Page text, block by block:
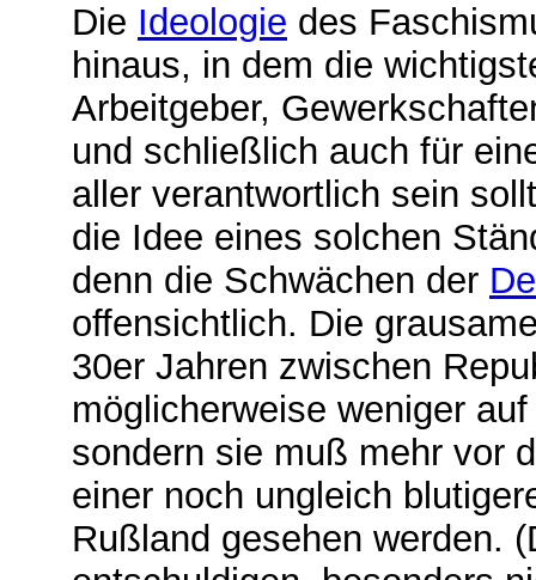
Die Ideologie des
hinaus, in dem die
Arbeitgeber,
und schließlich auch für
aller verantwortlich sein
die Idee eines solchen
denn die Schwächen der
offensichtlich. Die
30er Jahren zwischen
möglicherweise weniger
sondern sie muß mehr vor
einer noch ungleich
Rußland gesehen werden.